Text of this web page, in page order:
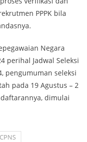
PPPK bila
Negara
perihal Jadwal Seleksi
pengumuman seleksi
pada 19 Agustus – 2
dimulai